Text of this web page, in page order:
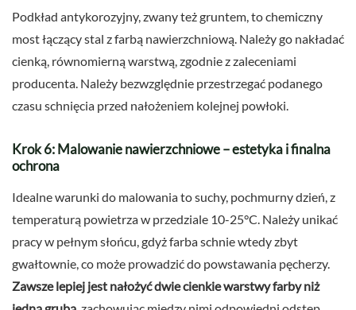
Podkład antykorozyjny, zwany też gruntem, to chemiczny
most łączący stal z farbą nawierzchniową. Należy go nakładać
cienką, równomierną warstwą, zgodnie z zaleceniami
producenta. Należy bezwzględnie przestrzegać podanego
czasu schnięcia przed nałożeniem kolejnej powłoki.
Krok 6: Malowanie nawierzchniowe – estetyka i finalna
ochrona
Idealne warunki do malowania to suchy, pochmurny dzień, z
temperaturą powietrza w przedziale 10-25°C. Należy unikać
pracy w pełnym słońcu, gdyż farba schnie wtedy zbyt
gwałtownie, co może prowadzić do powstawania pęcherzy.
Zawsze lepiej jest nałożyć dwie cienkie warstwy farby niż